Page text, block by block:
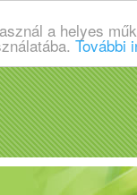
a helyes
További